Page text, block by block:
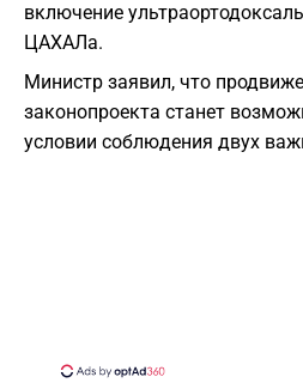
включение
ЦАХАЛа.
Министр заявил, что
законопроекта станет
условии соблюдения двух